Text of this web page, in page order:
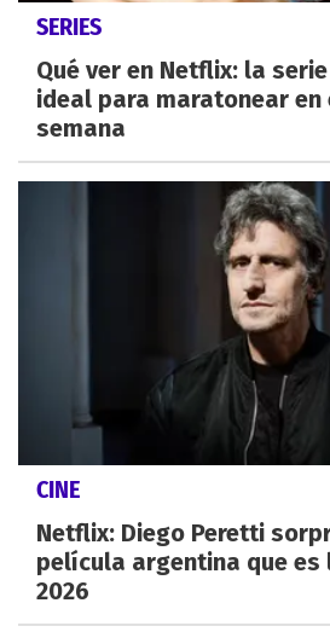
SERIES
Qué ver en Netflix: la
ideal para maratonear en
semana
CINE
Netflix: Diego Peretti
película argentina que es
2026